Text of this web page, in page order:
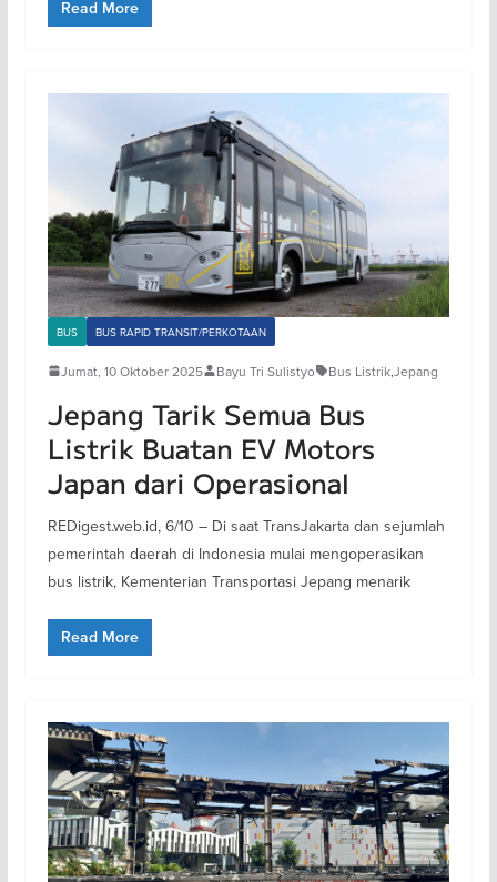
Read More
BUS BUS RAPID TRANSIT/PERKOTAAN
Jumat, 10 Oktober 2025 Bayu Tri Sulistyo Bus Listrik,Jepang
Jepang Tarik Semua Bus
Listrik Buatan EV Motors
Japan dari Operasional
REDigest.web.id, 6/10 – Di saat TransJakarta dan sejumlah
pemerintah daerah di Indonesia mulai mengoperasikan
bus listrik, Kementerian Transportasi Jepang menarik
Read More